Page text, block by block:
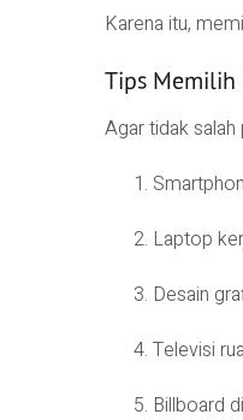
Karena itu,
Tips Memilih
Agar tidak salah
Laptop
Desain
Televisi
Billboard